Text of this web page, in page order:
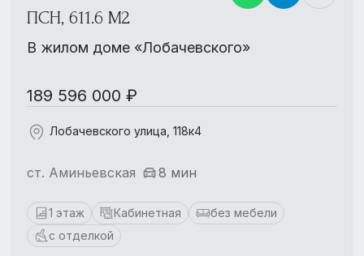
ПСН, 611.6 М2
В жилом доме «Лобачевского»
189 596 000 ₽
Лобачевского улица, 118к4
ст. Аминьевская 8 мин
1 этаж Кабинетная
без мебели
с отделкой